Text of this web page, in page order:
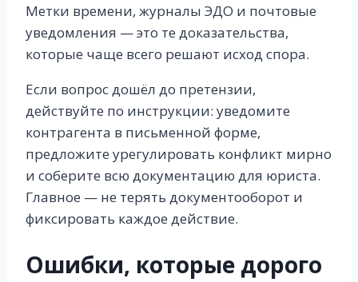
Метки времени, журналы ЭДО и почтовые
уведомления — это те доказательства,
которые чаще всего решают исход спора.
Если вопрос дошёл до претензии,
действуйте по инструкции: уведомите
контрагента в письменной форме,
предложите урегулировать конфликт мирно
и соберите всю документацию для юриста.
Главное — не терять документооборот и
фиксировать каждое действие.
Ошибки, которые дорого